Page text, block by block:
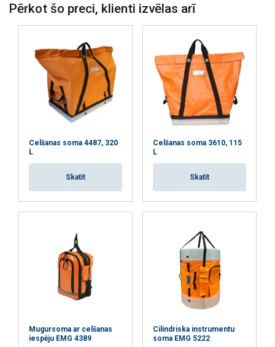
Pērkot šo preci, klienti izvēlas arī
Celšanas soma 4487, 320
L
Skatīt
Celšanas soma 3610, 115
L
Skatīt
Mugursoma ar celšanas
iespēju EMG 4389
Cilindriska instrumentu
soma EMG 5222
LATVIAN
Šajā tīmekļa vietnē tiek
izmantoti sīkfaili